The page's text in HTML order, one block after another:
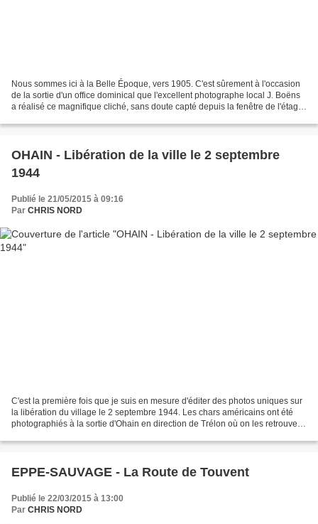
Nous sommes ici à la Belle Époque, vers 1905. C'est sûrement à l'occasion
de la sortie d'un office dominical que l'excellent photographe local J. Boëns
a réalisé ce magnifique cliché, sans doute capté depuis la fenêtre de l'étage
OHAIN - Libération de la ville le 2 septembre
1944
Publié le 21/05/2015 à 09:16
Par CHRIS NORD
C'est la première fois que je suis en mesure d'éditer des photos uniques sur
la libération du village le 2 septembre 1944. Les chars américains ont été
photographiés à la sortie d'Ohain en direction de Trélon où on les retrouvera
EPPE-SAUVAGE - La Route de Touvent
Publié le 22/03/2015 à 13:00
Par CHRIS NORD